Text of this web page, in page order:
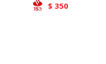
$ 350